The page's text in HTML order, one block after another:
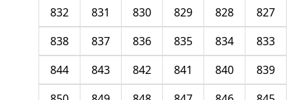
827
828
829
830
831
832
833
834
835
836
837
838
839
840
841
842
843
844